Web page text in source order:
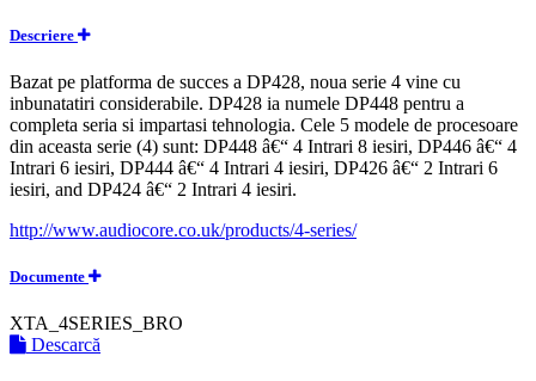
Descriere
Bazat pe platforma de succes a DP428, noua serie 4 vine cu
inbunatatiri considerabile. DP428 ia numele DP448 pentru a
completa seria si impartasi tehnologia. Cele 5 modele de procesoare
din aceasta serie (4) sunt: DP448 â€“ 4 Intrari 8 iesiri, DP446 â€“ 4
Intrari 6 iesiri, DP444 â€“ 4 Intrari 4 iesiri, DP426 â€“ 2 Intrari 6
iesiri, and DP424 â€“ 2 Intrari 4 iesiri.
http://www.audiocore.co.uk/products/4-series/
Documente
XTA_4SERIES_BRO
Descarcă